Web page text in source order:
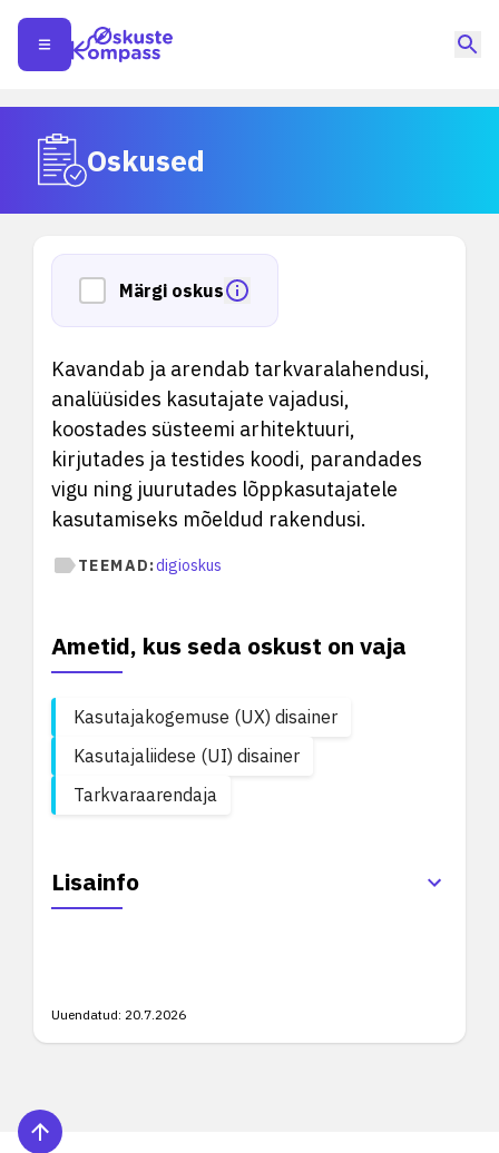
Oskused
Märgi oskus
Kavandab ja arendab tarkvaralahendusi,
analüüsides kasutajate vajadusi,
koostades süsteemi arhitektuuri,
kirjutades ja testides koodi, parandades
vigu ning juurutades lõppkasutajatele
kasutamiseks mõeldud rakendusi.
TEEMAD:digioskus
Ametid, kus seda oskust on vaja
Kasutajakogemuse (UX) disainer
Kasutajaliidese (UI) disainer
Tarkvaraarendaja
Lisainfo
Uuendatud: 20.7.2026